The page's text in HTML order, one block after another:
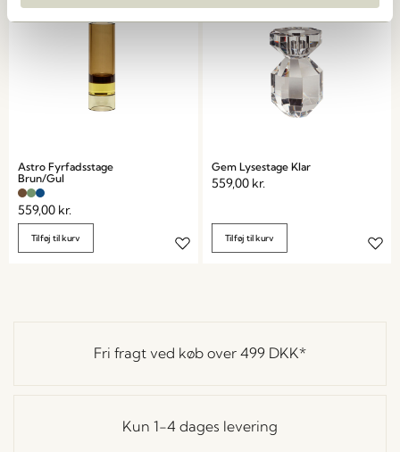
Astro Fyrfadsstage
Brun/Gul
559,00 kr.
Tilføj til kurv
Gem Lysestage Klar
559,00 kr.
Tilføj til kurv
Fri fragt ved køb over 499 DKK*
Kun 1-4 dages levering